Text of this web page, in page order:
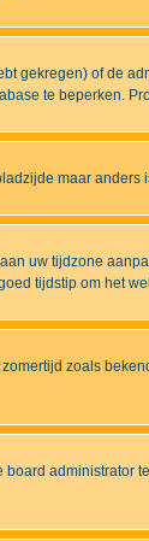
gekregen) of de
te beperken.
maar
uw tijdzone
tijdstip om het
zoals
administrator